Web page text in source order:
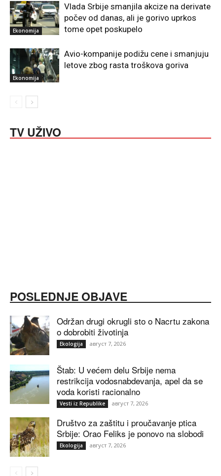
Ekonomija
Vlada Srbije smanjila akcize na derivate
počev od danas, ali je gorivo uprkos
tome opet poskupelo
Ekonomija
Avio-kompanije podižu cene i smanjuju
letove zbog rasta troškova goriva
TV UŽIVO
POSLEDNJE OBJAVE
Održan drugi okrugli sto o Nacrtu zakona
o dobrobiti životinja
Ekologija август 7, 2026
Štab: U većem delu Srbije nema
restrikcija vodosnabdevanja, apel da se
voda koristi racionalno
Vesti iz Republike август 7, 2026
Društvo za zaštitu i proučavanje ptica
Srbije: Orao Feliks je ponovo na slobodi
Ekologija август 7, 2026